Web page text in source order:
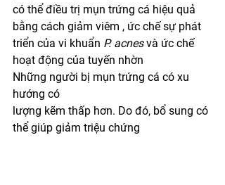
có thể điều trị mụn trứng cá hiệu quả
bằng cách giảm viêm , ức chế sự phát
triển của vi khuẩn P. acnes và ức chế
hoạt động của tuyến nhờn
Những người bị mụn trứng cá có xu
hướng có
lượng kẽm thấp hơn. Do đó, bổ sung có
thể giúp giảm triệu chứng